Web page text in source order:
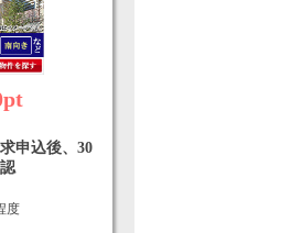
申込後、30
度